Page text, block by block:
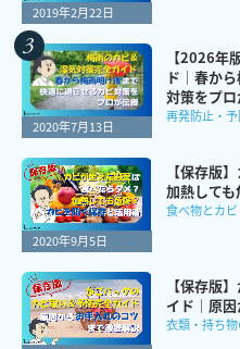
2019年2月22日
2020年7月13日
【2026年
ド｜春か
対策をプ
再発防止・
2020年9月5日
【保存版
加熱して
食べ物とカビ
【保存版
イド｜原
衣類・持ち